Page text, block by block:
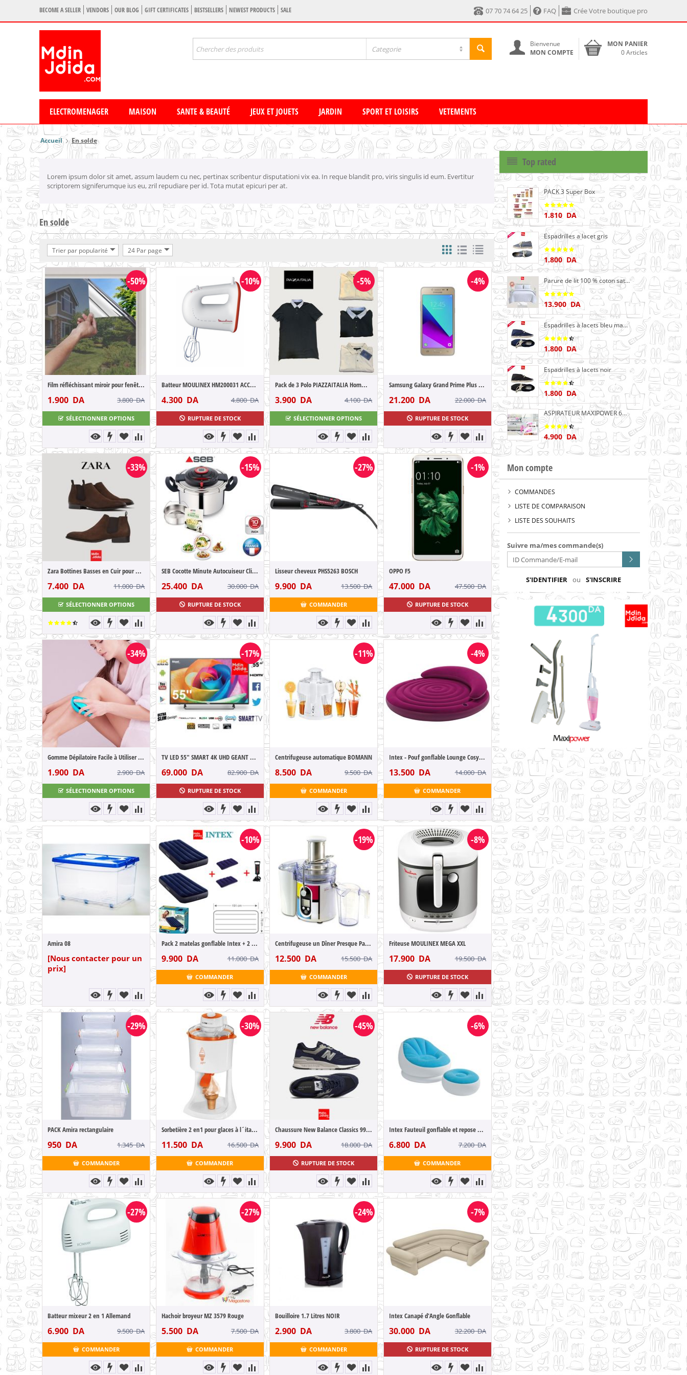
BECOME A SELLER VENDORS OUR BLOG GIFT CERTIFICATES BESTSELLERS NEWEST PRODUCTS SALE 07 70 74 64 25 FAQ Crée Votre boutique pro
Categorie
MON PANIER
0 Articles
Bienvenue
MON COMPTE
ELECTROMENAGER MAISON SANTE & BEAUTÉ JEUX ET JOUETS JARDIN SPORT ET LOISIRS VETEMENTS
Accueil En solde
Lorem ipsum dolor sit amet, assum laudem cu nec, pertinax scribentur disputationi vix ea. In reque blandit pro, viris singulis id eum. Evertitur
scriptorem signiferumque ius eu, zril repudiare per id. Tota mutat epicuri per at.
En solde
Trier par popularité 24 Par page
-50%
Film réfléchissant miroir pour fenêtre et...
1.900 DA 3.800DA
SÉLECTIONNER OPTIONS
-10%
Batteur MOULINEX HM200031 ACCESSIMO
4.300 DA 4.800DA
RUPTURE DE STOCK
-5%
Pack de 3 Polo PIAZZAITALIA Homme 3 Coule...
3.900 DA 4.100DA
SÉLECTIONNER OPTIONS
-4%
Samsung Galaxy Grand Prime Plus Dual SIM ...
21.200 DA 22.000DA
RUPTURE DE STOCK
-33%
Zara Bottines Basses en Cuir pour Homme M...
7.400 DA 11.000DA
SÉLECTIONNER OPTIONS
-15%
SEB Cocotte Minute Autocuiseur Clipso chr...
25.400 DA 30.000DA
RUPTURE DE STOCK
-27%
Lisseur cheveux PHS5263 BOSCH
9.900 DA 13.500DA
COMMANDER
-1%
OPPO F5
47.000 DA 47.500DA
RUPTURE DE STOCK
-34%
Gomme Dépilatoire Facile à Utiliser - San...
1.900 DA 2.900DA
SÉLECTIONNER OPTIONS
-17%
TV LED 55" SMART 4K UHD GEANT ELECTRONICS
69.000 DA 82.900DA
RUPTURE DE STOCK
-11%
Centrifugeuse automatique BOMANN
8.500 DA 9.500DA
COMMANDER
-4%
Intex - Pouf gonflable Lounge Cosy Prune
13.500 DA 14.000DA
COMMANDER
Amira 08
[Nous contacter pour un
prix]
-10%
Pack 2 matelas gonflable Intex + 2 oreill...
9.900 DA 11.000DA
COMMANDER
-19%
Centrifugeuse un Dîner Presque Parfait
12.500 DA 15.500DA
COMMANDER
-8%
Friteuse MOULINEX MEGA XXL
17.900 DA 19.500DA
RUPTURE DE STOCK
-29%
PACK Amira rectangulaire
950 DA 1.345DA
COMMANDER
-30%
Sorbetière 2 en1 pour glaces à l´italienn...
11.500 DA 16.500DA
COMMANDER
-45%
Chaussure New Balance Classics 997 CM997H...
9.900 DA 18.000DA
RUPTURE DE STOCK
-6%
Intex Fauteuil gonflable et repose pied Pop
6.800 DA 7.200DA
COMMANDER
-27%
Batteur mixeur 2 en 1 Allemand
6.900 DA 9.500DA
COMMANDER
-27%
Hachoir broyeur MZ 3579 Rouge
5.500 DA 7.500DA
COMMANDER
-24%
Bouilloire 1.7 Litres NOIR
2.900 DA 3.800DA
COMMANDER
-7%
Intex Canapé d'Angle Gonflable
30.000 DA 32.200DA
RUPTURE DE STOCK
Top rated
PACK 3 Super Box
1.810 DA
Espadrilles a lacet gris
1.800 DA
Parure de lit 100 % coton satiné Blanc gamme hôtel
13.900 DA
Espadrilles à lacets bleu marine
1.800 DA
Espadrilles à lacets noir
1.800 DA
ASPIRATEUR MAXIPOWER 600 W HVC60-SL1600
4.900 DA
Mon compte
COMMANDES
LISTE DE COMPARAISON
LISTE DES SOUHAITS
Suivre ma/mes commande(s)
S'IDENTIFIER ou S'INSCRIRE